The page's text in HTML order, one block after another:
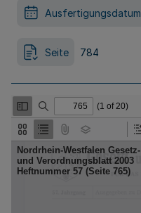
Ausfertigungsdatum
Seite 784